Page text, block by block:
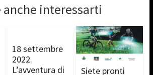
anche interessarti
18 settembre
2022.
L’avventura di
Siete pronti